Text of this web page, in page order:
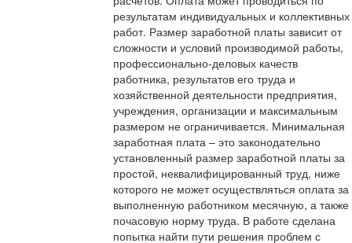
результатам индивидуальных и коллективных
работ. Размер заработной платы зависит от
сложности и условий производимой работы,
профессионально-деловых качеств
работника, результатов его труда и
хозяйственной деятельности предприятия,
учреждения, организации и максимальным
размером не ограничивается. Минимальная
заработная плата – это законодательно
установленный размер заработной платы за
простой, неквалифицированный труд, ниже
которого не может осуществляться оплата за
выполненную работником месячную, а также
почасовую норму труда. В работе сделана
попытка найти пути решения проблем с